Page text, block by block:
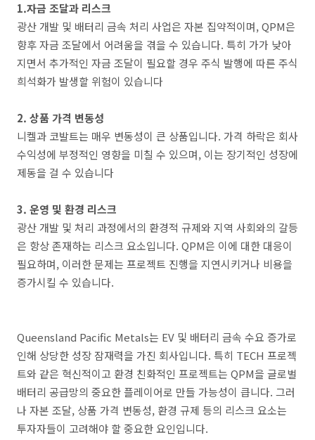
1.자금 조달과 리스크
광산 개발 및 배터리 금속 처리 사업은 자본 집약적이며, QPM은
향후 자금 조달에서 어려움을 겪을 수 있습니다. 특히 가가 낮아
지면서 추가적인 자금 조달이 필요할 경우 주식 발행에 따른 주식
희석화가 발생할 위험이 있습니다​
2. 상품 가격 변동성
니켈과 코발트는 매우 변동성이 큰 상품입니다. 가격 하락은 회사
수익성에 부정적인 영향을 미칠 수 있으며, 이는 장기적인 성장에
제동을 걸 수 있습니다​
3. 운영 및 환경 리스크
광산 개발 및 처리 과정에서의 환경적 규제와 지역 사회와의 갈등
은 항상 존재하는 리스크 요소입니다. QPM은 이에 대한 대응이
필요하며, 이러한 문제는 프로젝트 진행을 지연시키거나 비용을
증가시킬 수 있습니다.
Queensland Pacific Metals는 EV 및 배터리 금속 수요 증가로
인해 상당한 성장 잠재력을 가진 회사입니다. 특히 TECH 프로젝
트와 같은 혁신적이고 환경 친화적인 프로젝트는 QPM을 글로벌
배터리 공급망의 중요한 플레이어로 만들 가능성이 큽니다. 그러
나 자본 조달, 상품 가격 변동성, 환경 규제 등의 리스크 요소는
투자자들이 고려해야 할 중요한 요인입니다.